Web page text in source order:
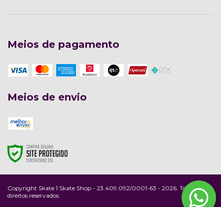
Meios de pagamento
Meios de envio
Copyright Skate 1 Skate Shop - 23.409.092/0001-63 - 2026. Todos os
direitos reservados.